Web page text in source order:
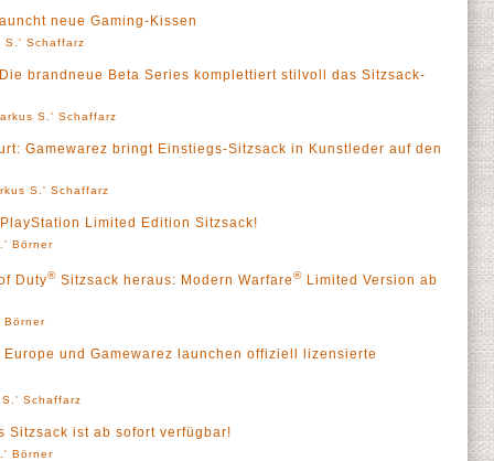
neue Gaming-Kissen
S.' Schaffarz
brandneue Beta Series komplettiert stilvoll das Sitzsack-
S.' Schaffarz
Gamewarez bringt Einstiegs-Sitzsack in Kunstleder auf den
S.' Schaffarz
Limited Edition Sitzsack!
Börner
Duty® Sitzsack heraus: Modern Warfare® Limited Version ab
Börner
und Gamewarez launchen offiziell lizensierte
S.' Schaffarz
Sitzsack ist ab sofort verfügbar!
Börner